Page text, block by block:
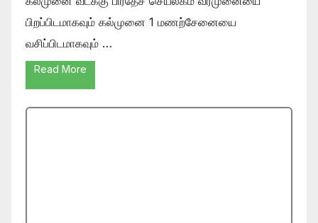
பிறப்பிடமாகவும் கல்முனை 1 மணற்சேனையை
வசிப்பிடமாகவும் …
Read More